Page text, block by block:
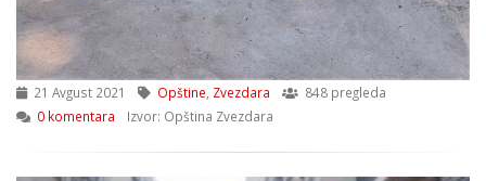
21 Avgust 2021 Opštine Zvezdara
848 pregleda
0 komentara
Izvor: Opština Zvezdara